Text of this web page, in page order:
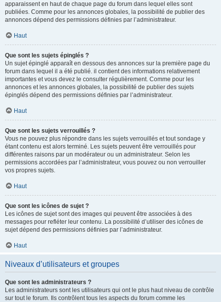
apparaissent en haut de chaque page du forum dans lequel elles sont
publiées. Comme pour les annonces globales, la possibilité de publier des
annonces dépend des permissions définies par l’administrateur.
Haut
Que sont les sujets épinglés ?
Un sujet épinglé apparaît en dessous des annonces sur la première page du
forum dans lequel il a été publié. il contient des informations relativement
importantes et vous devez le consulter régulièrement. Comme pour les
annonces et les annonces globales, la possibilité de publier des sujets
épinglés dépend des permissions définies par l’administrateur.
Haut
Que sont les sujets verrouillés ?
Vous ne pouvez plus répondre dans les sujets verrouillés et tout sondage y
étant contenu est alors terminé. Les sujets peuvent être verrouillés pour
différentes raisons par un modérateur ou un administrateur. Selon les
permissions accordées par l’administrateur, vous pouvez ou non verrouiller
vos propres sujets.
Haut
Que sont les icônes de sujet ?
Les icônes de sujet sont des images qui peuvent être associées à des
messages pour refléter leur contenu. La possibilité d’utiliser des icônes de
sujet dépend des permissions définies par l’administrateur.
Haut
Niveaux d’utilisateurs et groupes
Que sont les administrateurs ?
Les administrateurs sont les utilisateurs qui ont le plus haut niveau de contrôle
sur tout le forum. Ils contrôlent tous les aspects du forum comme les